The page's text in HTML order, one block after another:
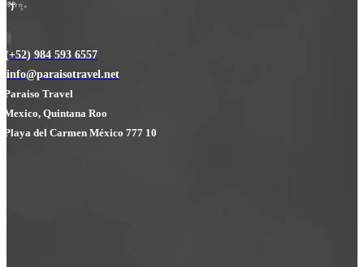
🌴✨
(+52) 984 593 6557
info@paraisotravel.net
Paraiso Travel
Mexico, Quintana Roo
Playa del Carmen México 777 10